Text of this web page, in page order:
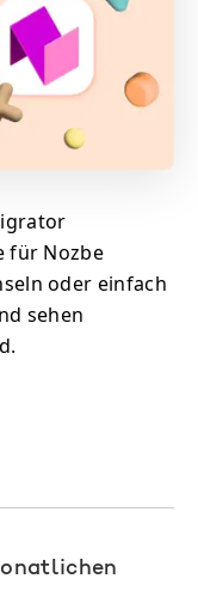
für Nozbe
oder einfach
sehen